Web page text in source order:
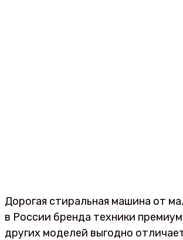
Дорогая стиральная машина от
в России бренда техники
других моделей выгодно